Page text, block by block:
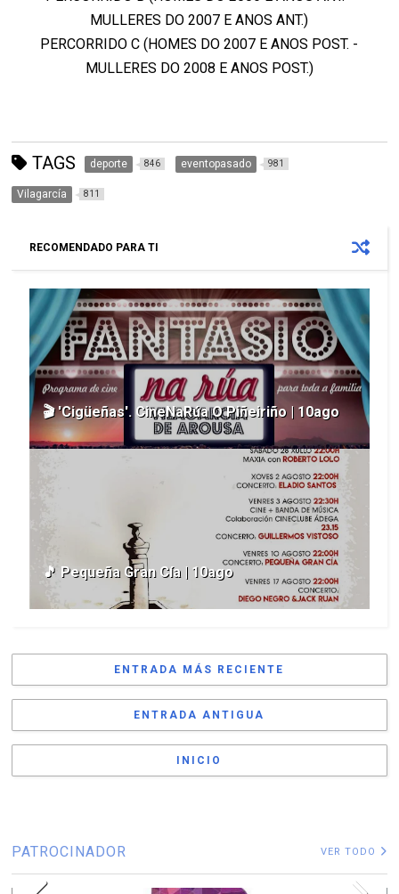
MULLERES DO 2007 E ANOS ANT.)
PERCORRIDO C (HOMES DO 2007 E ANOS POST. -
MULLERES DO 2008 E ANOS POST.)
TAGS deporte 846 eventopasado 981
Vilagarcía 811
RECOMENDADO PARA TI
🎬 'Cigüeñas'. CineNaRúa O Piñeiriño | 10ago
🎵 Pequeña Gran Cía | 10ago
ENTRADA MÁS RECIENTE
ENTRADA ANTIGUA
INICIO
PATROCINADOR VER TODO